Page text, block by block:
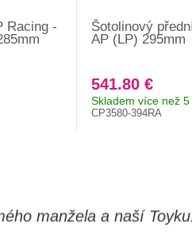
Racing -
Šotolinový
AP (LP) 295mm
541.80 €
Skladem více než 5
CP3580-394RA
manžela a naší Toyku.